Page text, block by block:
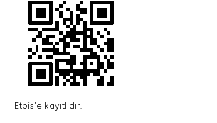
Etbis'e kayıtlıdır.